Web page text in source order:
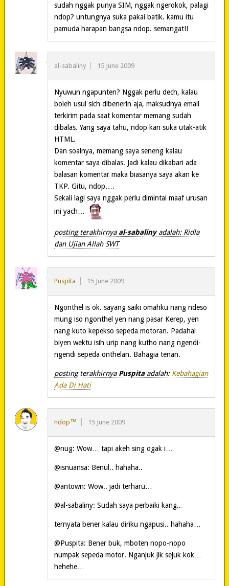
sudah nggak punya SIM, nggak ngerokok, palagi
ndop? untungnya suka pakai batik. kamu itu
pamuda harapan bangsa ndop. semangat!!
al-sabaliny 15 June 2009
Nyuwun ngapunten? Nggak perlu dech, kalau
boleh usul sich dibenerin aja, maksudnya email
terkirim pada saat komentar memang sudah
dibalas. Yang saya tahu, ndop kan suka utak-atik
HTML.
Dan soalnya, memang saya seneng kalau
komentar saya dibalas. Jadi kalau dikabari ada
balasan komentar maka biasanya saya akan ke
TKP. Gitu, ndop….
Sekali lagi saya nggak perlu dimintai maaf urusan
ini yach…
posting terakhirnya al-sabalinyadalah: Ridla
dan Ujian Allah SWT
Puspita 15 June 2009
Ngonthel is ok. sayang saiki omahku nang ndeso
mung iso ngonthel yen nang pasar Kerep, yen
nang kuto kepekso sepeda motoran. Padahal
biyen wektu isih urip nang kutho nang ngendi-
ngendi sepeda onthelan. Bahagia tenan.
posting terakhirnya Puspita adalah: Kebahagian
Ada Di Hati
ndöp™ 15 June 2009
@nug: Wow… tapi akeh sing ogak i…
@isnuansa: Benul.. hahaha..
@antown: Wow.. jadi terharu…
@al-sabaliny: Sudah saya perbaiki kang..
ternyata bener kalau diriku ngapusi.. hahaha…
@Puspita: Bener buk, mboten nopo-nopo
numpak sepeda motor. Nganjuk jik sejuk kok…
hehehe…